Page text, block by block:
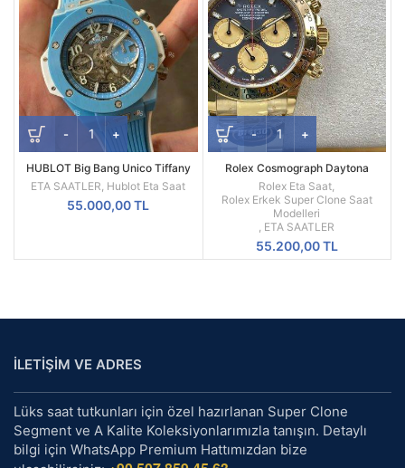
HUBLOT Big Bang Unico Tiffany
Blue Ceramic Skeleton Kadran
42mm
ETA SAATLER Hublot Eta Saat
55.000,00TL
Rolex Cosmograph Daytona
116528 Paul Newman Yellow Gold
Super Clone ETA
Rolex Eta Saat
Rolex Erkek Super Clone Saat
Modelleri
ETA SAATLER
55.200,00TL
İLETİŞİM VE ADRES
Lüks saat tutkunları için özel hazırlanan Super Clone
Segment ve A Kalite Koleksiyonlarımızla tanışın. Detaylı
bilgi için WhatsApp Premium Hattımızdan bize